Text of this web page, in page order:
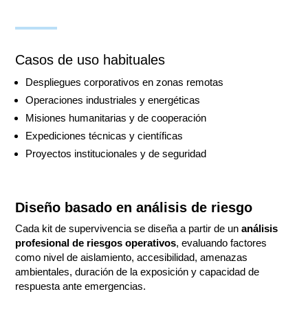
Casos de uso habituales
Despliegues corporativos en zonas remotas
Operaciones industriales y energéticas
Misiones humanitarias y de cooperación
Expediciones técnicas y científicas
Proyectos institucionales y de seguridad
Diseño basado en análisis de riesgo
Cada kit de supervivencia se diseña a partir de unanálisis
profesional de riesgos operativos, evaluando factores
como nivel de aislamiento, accesibilidad, amenazas
ambientales, duración de la exposición y capacidad de
respuesta ante emergencias.